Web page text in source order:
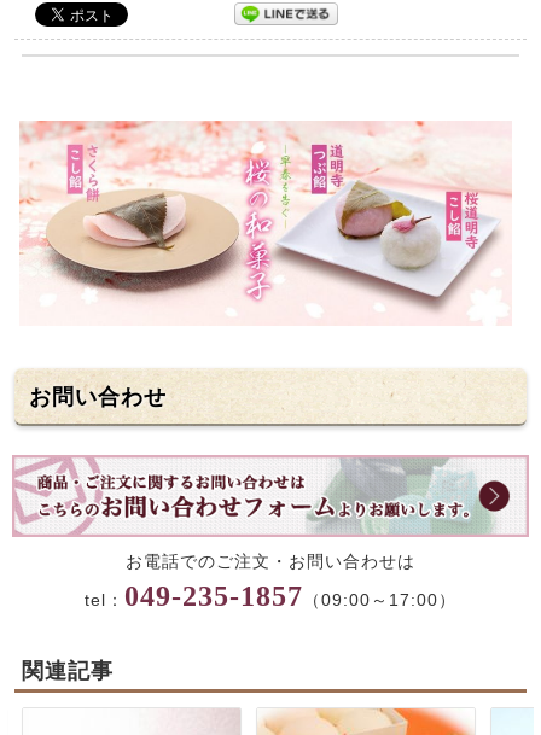
お問い合わせ
お電話でのご注文・お問い合わせは
tel： 049-235-1857 （09:00～17:00）
関連記事